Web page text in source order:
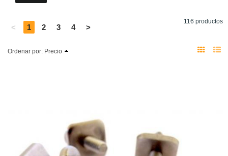
< 1 2 3 4 >
116 productos
Ordenar por: Precio